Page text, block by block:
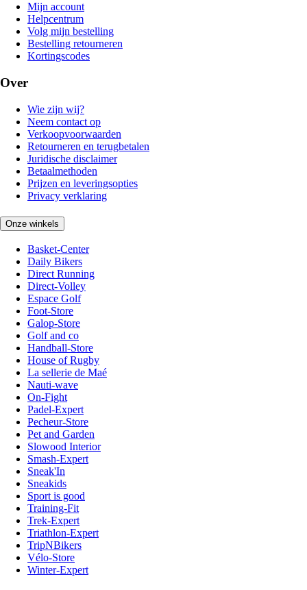
Mijn account
Helpcentrum
Volg mijn bestelling
Bestelling retourneren
Kortingscodes
Over
Wie zijn wij?
Neem contact op
Verkoopvoorwaarden
Retourneren en terugbetalen
Juridische disclaimer
Betaalmethoden
Prijzen en leveringsopties
Privacy verklaring
Onze winkels
Basket-Center
Daily Bikers
Direct Running
Direct-Volley
Espace Golf
Foot-Store
Galop-Store
Golf and co
Handball-Store
House of Rugby
La sellerie de Maé
Nauti-wave
On-Fight
Padel-Expert
Pecheur-Store
Pet and Garden
Slowood Interior
Smash-Expert
Sneak'In
Sneakids
Sport is good
Training-Fit
Trek-Expert
Triathlon-Expert
TripNBikers
Vélo-Store
Winter-Expert